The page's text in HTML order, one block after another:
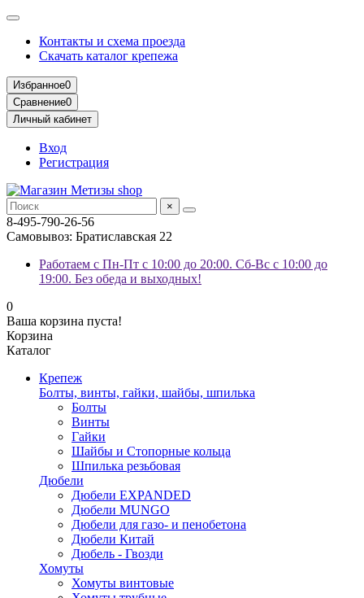
Контакты и схема проезда
Скачать каталог крепежа
Избранное0
Сравнение0
Личный кабинет
Вход
Регистрация
×
8-495-790-26-56
Самовывоз: Братиславская 22
Работаем с Пн-Пт с 10:00 до 20:00. Сб-Вс с 10:00 до
19:00. Без обеда и выходных!
0
Ваша корзина пуста!
Корзина
Каталог
Крепеж
Болты, винты, гайки, шайбы, шпилька
Болты
Винты
Гайки
Шайбы и Стопорные кольца
Шпилька резьбовая
Дюбели
Дюбели EXPANDED
Дюбели MUNGO
Дюбели для газо- и пенобетона
Дюбели Китай
Дюбель - Гвозди
Хомуты
Хомуты винтовые